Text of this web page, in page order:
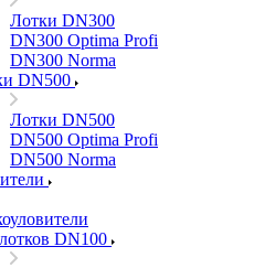
Лотки DN300
DN300 Optima Profi
DN300 Norma
DN500
Лотки DN500
DN500 Optima Profi
DN500 Norma
DN100